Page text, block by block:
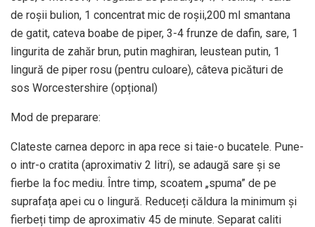
de roșii bulion, 1 concentrat mic de roșii,200 ml smantana
de gatit, cateva boabe de piper, 3-4 frunze de dafin, sare, 1
lingurita de zahăr brun, putin maghiran, leustean putin, 1
lingură de piper rosu (pentru culoare), câteva picături de
sos Worcestershire (opțional)
Mod de preparare:
Clateste carnea deporc in apa rece si taie-o bucatele. Pune-
o intr-o cratita (aproximativ 2 litri), se adaugă sare și se
fierbe la foc mediu. Între timp, scoatem „spuma” de pe
suprafața apei cu o lingură. Reduceți căldura la minimum și
fierbeți timp de aproximativ 45 de minute. Separat caliti